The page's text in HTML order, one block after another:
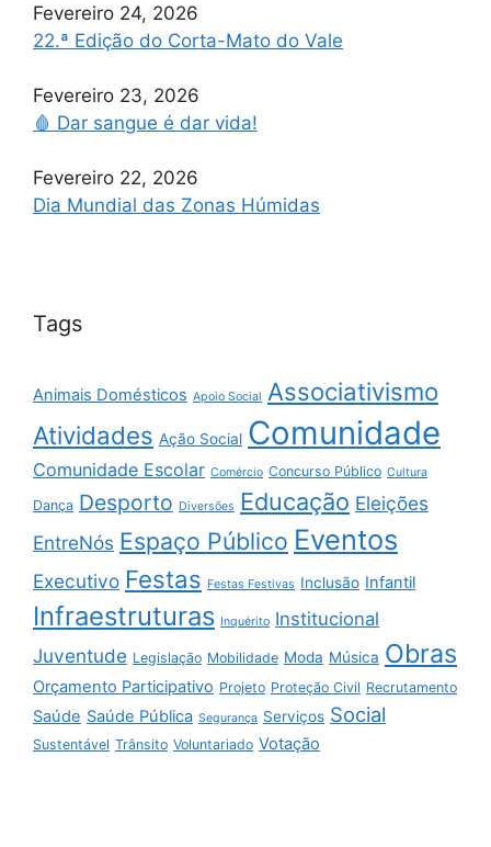
Fevereiro 24, 2026
22.ª Edição do Corta-Mato do Vale
Fevereiro 23, 2026
🩸 Dar sangue é dar vida!
Fevereiro 22, 2026
Dia Mundial das Zonas Húmidas
Tags
Animais Domésticos Apoio Social Associativismo
Atividades Ação Social Comunidade
Comunidade Escolar Comércio Concurso Público Cultura
Dança Desporto Diversões Educação Eleições
EntreNós Espaço Público Eventos
Executivo Festas Festas Festivas Inclusão Infantil
Infraestruturas Inquérito Institucional
Juventude Legislação Mobilidade Moda Música Obras
Orçamento Participativo Projeto Proteção Civil Recrutamento
Saúde Saúde Pública Segurança Serviços Social
Sustentável Trânsito Voluntariado Votação